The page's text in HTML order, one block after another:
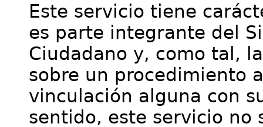
Este servicio tiene
es parte integrante del
Ciudadano y, como tal,
sobre un procedimiento
vinculación alguna con
sentido, este servicio no